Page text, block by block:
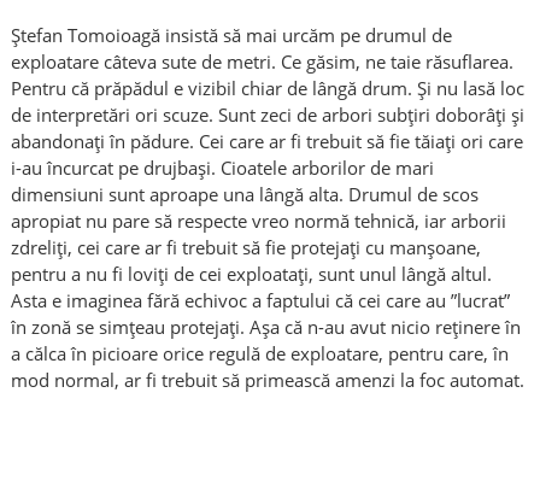
Ștefan Tomoioagă insistă să mai urcăm pe drumul de
exploatare câteva sute de metri. Ce găsim, ne taie răsuflarea.
Pentru că prăpădul e vizibil chiar de lângă drum. Și nu lasă loc
de interpretări ori scuze. Sunt zeci de arbori subțiri doborâți și
abandonați în pădure. Cei care ar fi trebuit să fie tăiați ori care
i-au încurcat pe drujbași. Cioatele arborilor de mari
dimensiuni sunt aproape una lângă alta. Drumul de scos
apropiat nu pare să respecte vreo normă tehnică, iar arborii
zdreliți, cei care ar fi trebuit să fie protejați cu manșoane,
pentru a nu fi loviți de cei exploatați, sunt unul lângă altul.
Asta e imaginea fără echivoc a faptului că cei care au ”lucrat”
în zonă se simțeau protejați. Așa că n-au avut nicio reținere în
a călca în picioare orice regulă de exploatare, pentru care, în
mod normal, ar fi trebuit să primească amenzi la foc automat.